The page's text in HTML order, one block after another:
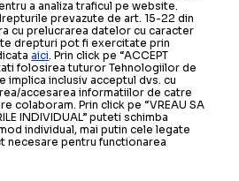
LA PAOK
Răzvan Lucescu a
încă un supertalent la
Cupei
au o chimie
de calificarea în
Greciei, la
a analiza traficul pe website.
prevazute de art. 15-22 din
cu prelucrarea datelor cu caracter
drepturi pot fi exercitate prin
aici . Prin click pe “ACCEPT
folosirea tuturor Tehnologiilor de
implica inclusiv acceptul dvs. cu
accesarea informatiilor de catre
colaboram. Prin click pe “VREAU SA
INDIVIDUAL” puteti schimba
individual, mai putin cele legate
necesare pentru functionarea